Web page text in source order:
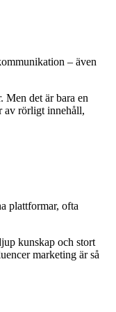
– även
Men det är bara en
av rörligt innehåll,
plattformar, ofta
kunskap och stort
marketing är så